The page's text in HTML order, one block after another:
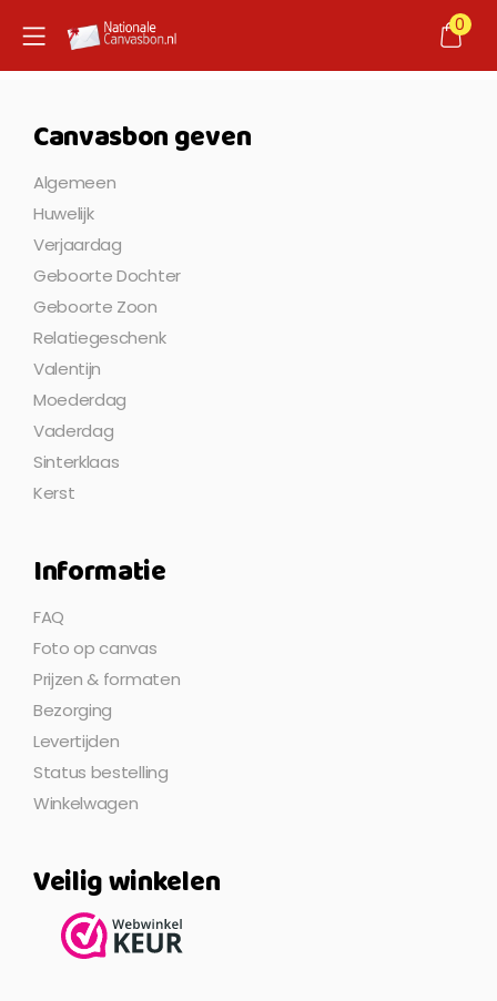
0
Canvasbon geven
Algemeen
Huwelijk
Verjaardag
Geboorte Dochter
Geboorte Zoon
Relatiegeschenk
Valentijn
Moederdag
Vaderdag
Sinterklaas
Kerst
Informatie
FAQ
Foto op canvas
Prijzen & formaten
Bezorging
Levertijden
Status bestelling
Winkelwagen
Veilig winkelen